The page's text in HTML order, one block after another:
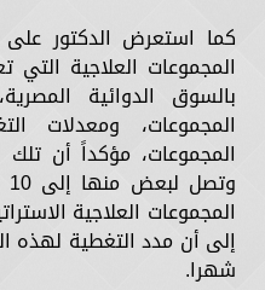
كما استعرض الدكتور على
المجموعات العلاجية
بالسوق الدوائية
المجموعات، ومعدلات
المجموعات العلاجية
شهرا.